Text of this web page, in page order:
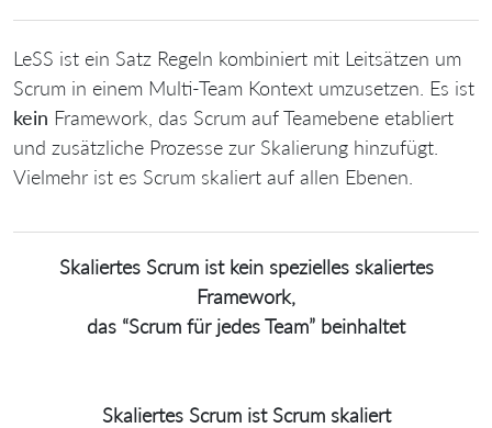
LeSS ist ein Satz Regeln kombiniert mit Leitsätzen um
Scrum in einem Multi-Team Kontext umzusetzen. Es ist
kein Framework, das Scrum auf Teamebene etabliert
und zusätzliche Prozesse zur Skalierung hinzufügt.
Vielmehr ist es Scrum skaliert auf allen Ebenen.
Skaliertes Scrum ist kein spezielles skaliertes
Framework,
das “Scrum für jedes Team” beinhaltet
Skaliertes Scrum ist Scrum skaliert